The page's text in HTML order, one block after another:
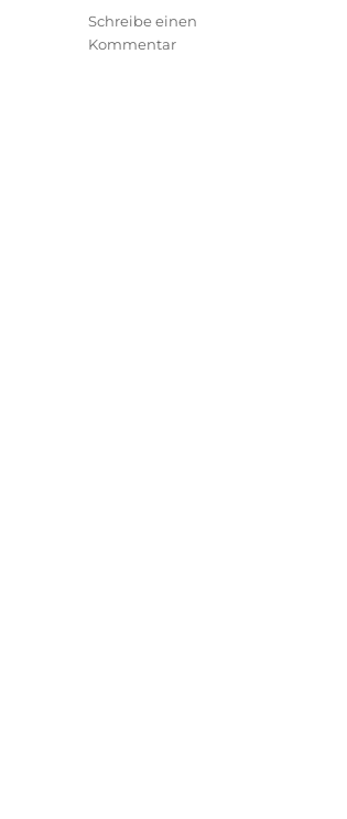
Schreibe einen
Kommentarzu